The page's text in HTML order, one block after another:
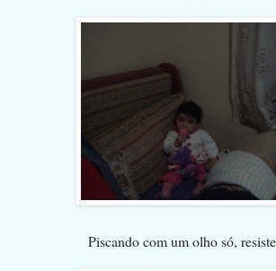
Piscando com um olho só,